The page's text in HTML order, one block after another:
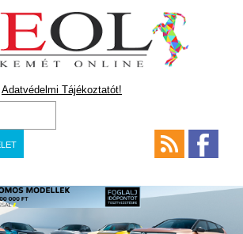
Adatvédelmi Tájékoztatót!